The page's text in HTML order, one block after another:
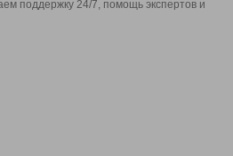
поддержку 24/7, помощь экспертов и